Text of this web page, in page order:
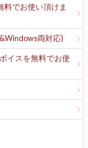
料でお使い頂けま
両対応)
イスを無料でお使